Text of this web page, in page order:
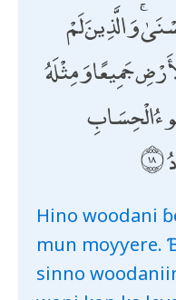
وَالَّذِينَ لَمْ
جَمِيعًا وَمِثْلَهُ
الْحِسَابِ
Hino woodani
mun moƴƴere.
sinno